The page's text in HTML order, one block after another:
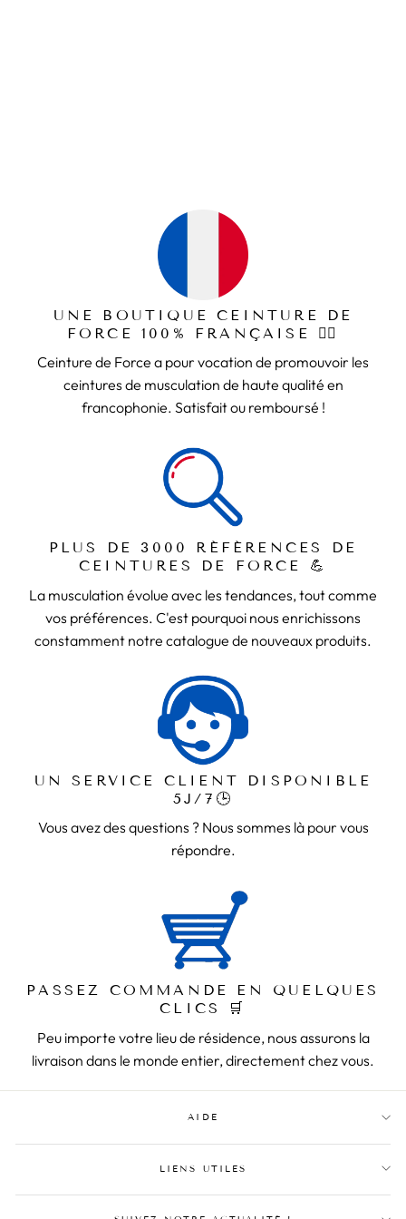
UNE BOUTIQUE CEINTURE DE
FORCE 100% FRANÇAISE 🏋️‍♂️
Ceinture de Force a pour vocation de promouvoir les
ceintures de musculation de haute qualité en
francophonie. Satisfait ou remboursé !
PLUS DE 3000 RÉFÉRENCES DE
CEINTURES DE FORCE 💪
La musculation évolue avec les tendances, tout comme
vos préférences. C'est pourquoi nous enrichissons
constamment notre catalogue de nouveaux produits.
UN SERVICE CLIENT DISPONIBLE
5J/7🕒
Vous avez des questions ? Nous sommes là pour vous
répondre.
PASSEZ COMMANDE EN QUELQUES
CLICS 🛒
Peu importe votre lieu de résidence, nous assurons la
livraison dans le monde entier, directement chez vous.
AIDE
LIENS UTILES